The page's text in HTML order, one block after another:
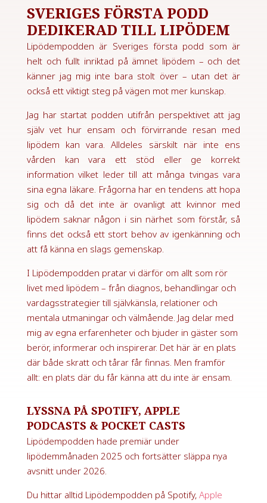
SVERIGES FÖRSTA PODD
DEDIKERAD TILL LIPÖDEM
Lipödempodden är Sveriges första podd som är
helt och fullt inriktad på ämnet lipödem – och det
känner jag mig inte bara stolt över – utan det är
också ett viktigt steg på vägen mot mer kunskap.
Jag har startat podden utifrån perspektivet att jag
själv vet hur ensam och förvirrande resan med
lipödem kan vara. Alldeles särskilt när inte ens
vården kan vara ett stöd eller ge korrekt
information vilket leder till att många tvingas vara
sina egna läkare. Frågorna har en tendens att hopa
sig och då det inte är ovanligt att kvinnor med
lipödem saknar någon i sin närhet som förstår, så
finns det också ett stort behov av igenkänning och
att få känna en slags gemenskap.
I Lipödempodden pratar vi därför om allt som rör
livet med lipödem – från diagnos, behandlingar och
vardagsstrategier till självkänsla, relationer och
mentala utmaningar och välmående. Jag delar med
mig av egna erfarenheter och bjuder in gäster som
berör, informerar och inspirerar. Det här är en plats
där både skratt och tårar får finnas. Men framför
allt: en plats där du får känna att du inte är ensam.
LYSSNA PÅ SPOTIFY, APPLE
PODCASTS & POCKET CASTS
Lipödempodden hade premiär under
lipödemmånaden 2025 och fortsätter släppa nya
avsnitt under 2026.
Du hittar alltid Lipödempodden på Spotify, Apple